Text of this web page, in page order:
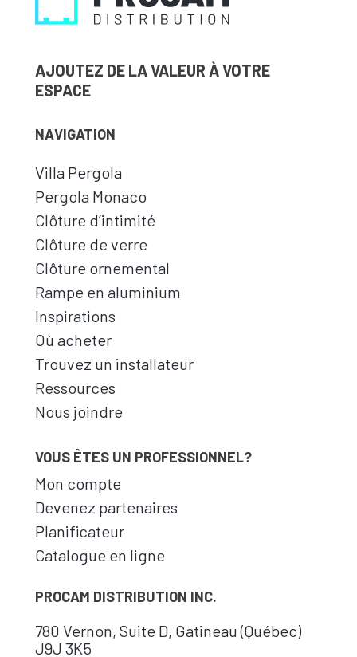
AJOUTEZ DE LA VALEUR À VOTRE
ESPACE
NAVIGATION
Villa Pergola
Pergola Monaco
Clôture d’intimité
Clôture de verre
Clôture ornemental
Rampe en aluminium
Inspirations
Où acheter
Trouvez un installateur
Ressources
Nous joindre
VOUS ÊTES UN PROFESSIONNEL?
Mon compte
Devenez partenaires
Planificateur
Catalogue en ligne
PROCAM DISTRIBUTION INC.
780 Vernon, Suite D, Gatineau (Québec)
J9J 3K5